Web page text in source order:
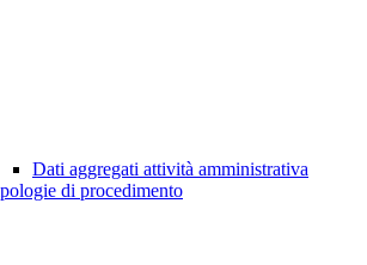
Dati aggregati attività amministrativa
di procedimento